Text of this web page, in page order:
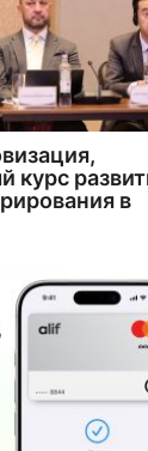
курс
в